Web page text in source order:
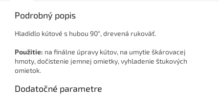
Podrobný popis
Hladidlo kútové s hubou 90°, drevená rukoväť.
Použitie: na finálne úpravy kútov, na umytie škárovacej
hmoty, dočistenie jemnej omietky, vyhladenie štukových
omietok.
Dodatočné parametre